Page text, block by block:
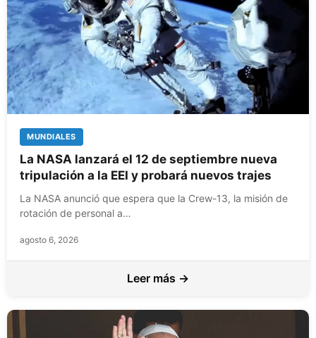
MUNDIALES
La NASA lanzará el 12 de septiembre nueva
tripulación a la EEI y probará nuevos trajes
La NASA anunció que espera que la Crew-13, la misión de
rotación de personal a…
agosto 6, 2026
Leer más →